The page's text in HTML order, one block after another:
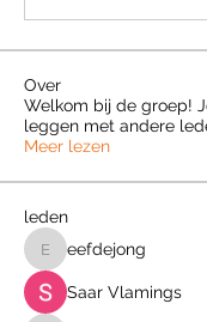
Over
Welkom bij de groep!
leggen met andere
Meer lezen
leden
eefdejong
eefdejong
Saar Vlamings